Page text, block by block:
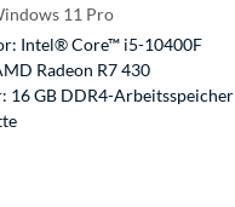
11 Pro
Intel® Core™ i5-10400F
Radeon R7 430
16 GB DDR4-Arbeitsspeicher